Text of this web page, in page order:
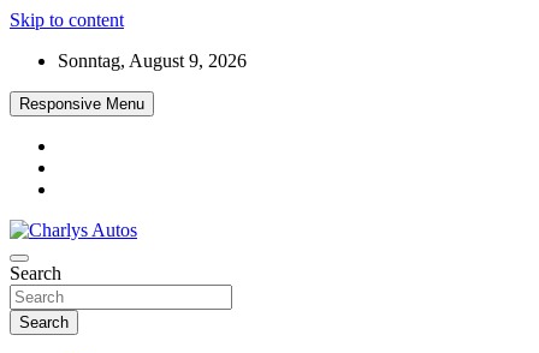
Skip to content
Sonntag, August 9, 2026
Responsive Menu
Charlys Autos
Das neue Automagazin – global. regional. informativ. interaktiv
Search
Search